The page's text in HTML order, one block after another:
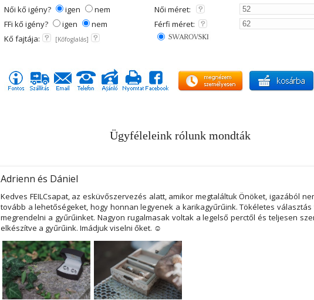
Női kő igény? igen nem
Női méret:
FFi kő igény?
igen nem
Férfi méret:
Kő fajtája:
[Kőfoglalás]
Ügyféleleink rólunk mondták
Adrienn és Dániel
Kedves FEILCsapat, az esküvőszervezés alatt, amikor megtaláltuk Önöket, igazából
tovább a lehetőségeket, hogy honnan legyenek a karikagyűrűink. Tökéletes választás
megrendelni a gyűrűinket. Nagyon rugalmasak voltak a legelső perctől és teljesen
elkészítve a gyűrűink. Imádjuk viselni őket. ☺